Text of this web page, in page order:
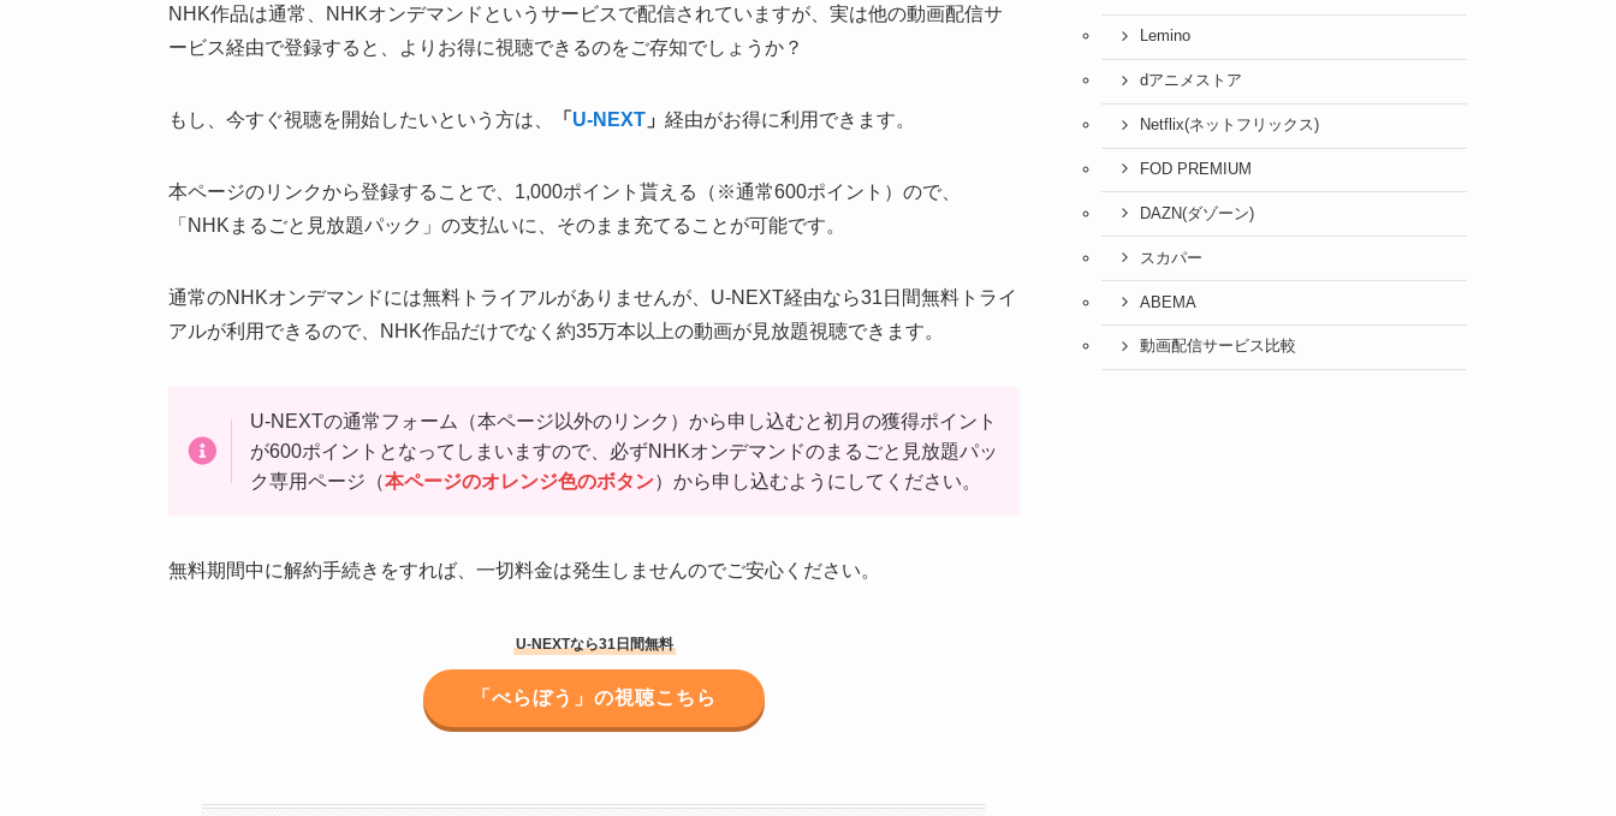
NHK作品は通常、NHKオンデマンドというサービスで配信されていますが、実は他の動画配信サ
ービス経由で登録すると、よりお得に視聴できるのをご存知でしょうか？
もし、今すぐ視聴を開始したいという方は、 「 U-NEXT 」 経由がお得に利用できます。
本ページのリンクから登録することで、1,000ポイント貰える（※通常600ポイント）ので、
「NHKまるごと見放題パック」の支払いに、そのまま充てることが可能です。
通常のNHKオンデマンドには無料トライアルがありませんが、U-NEXT経由なら31日間無料トライ
アルが利用できるので、NHK作品だけでなく約35万本以上の動画が見放題視聴できます。
U-NEXTの通常フォーム（本ページ以外のリンク）から申し込むと初月の獲得ポイント
が600ポイントとなってしまいますので、必ずNHKオンデマンドのまるごと見放題パッ
ク専用ページ（本ページのオレンジ色のボタン）から申し込むようにしてください。
無料期間中に解約手続きをすれば、一切料金は発生しませんのでご安心ください。
U-NEXTなら31日間無料
「べらぼう」の視聴こちら
Lemino
dアニメストア
Netflix(ネットフリックス)
FOD PREMIUM
DAZN(ダゾーン)
スカパー
ABEMA
動画配信サービス比較